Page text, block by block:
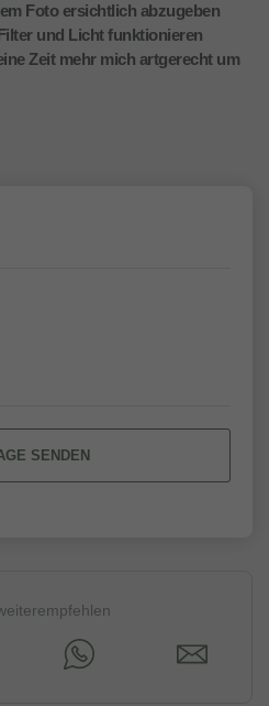
Foto ersichtlich abzugeben
und Licht funktionieren
Zeit mehr mich artgerecht um
SENDEN